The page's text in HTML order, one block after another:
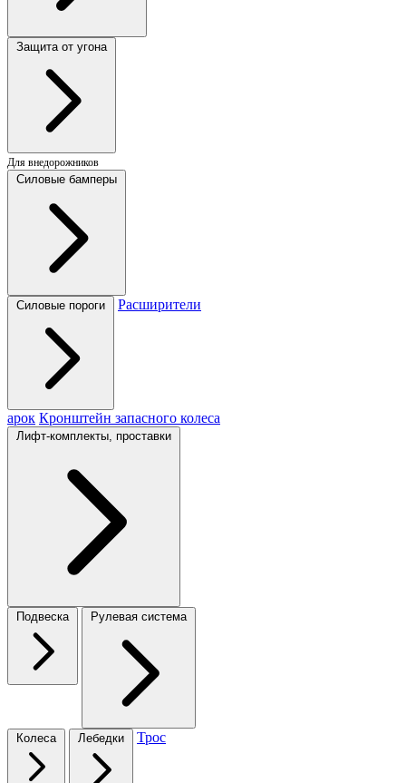
Защита от угона
Для внедорожников
Силовые бамперы
Силовые пороги Расширители
арок Кронштейн запасного колеса
Лифт-комплекты, проставки
Подвеска Рулевая система
Колеса Лебедки Трос